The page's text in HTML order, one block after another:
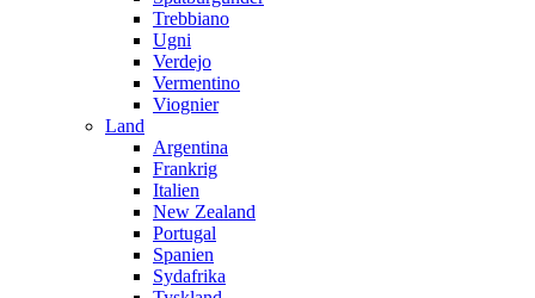
Trebbiano
Ugni
Verdejo
Vermentino
Viognier
Land
Argentina
Frankrig
Italien
New Zealand
Portugal
Spanien
Sydafrika